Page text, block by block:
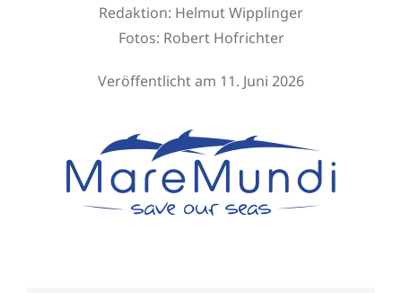
Redaktion: Helmut Wipplinger
Fotos: Robert Hofrichter
Veröffentlicht am 11. Juni 2026